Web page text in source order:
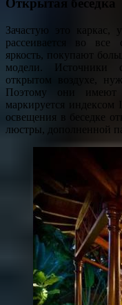
Открытая беседка
Зачастую это каркас,
рассеивается во
яркость, покупают
модели. Источники
открытом воздухе,
Поэтому они имеют
маркируется
освещения в беседке
люстры, дополненной